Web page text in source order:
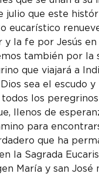
julio que este
eucarístico
y la fe por Jesús en
también por la
que viajará a
sea el escudo y
los peregrinos
llenos de
para
que ha
la Sagrada
María y san José